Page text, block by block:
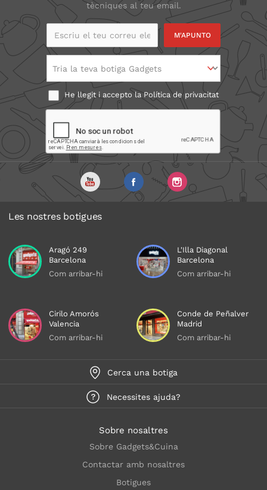
tècniques al teu email.
Escriu el teu correu
Tria la teva botiga Gadgets
He llegit i accepto laPolítica de privacitat
Les nostres botigues
Aragó 249
Barcelona
Com arribar-hi
L'Illa Diagonal
Barcelona
Com arribar-hi
Cirilo Amorós
Valencia
Com arribar-hi
Conde de Peñalver
Madrid
Com arribar-hi
Cerca una botiga
Necessites ajuda?
Sobre nosaltres
Sobre Gadgets&Cuina
Contactar amb nosaltres
Botigues